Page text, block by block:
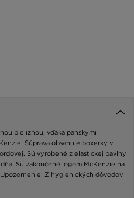
bielizňou, vďaka pánskymi
Súprava obsahuje boxerky v
Sú vyrobené z elastickej bavlny
Sú zakončené logom McKenzie na
Z hygienických dôvodov